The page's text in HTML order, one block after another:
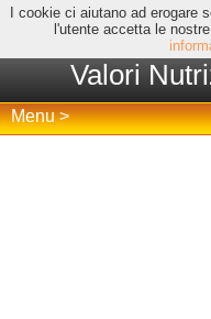
I cookie ci aiutano ad
l'utente accetta le
Valori
Menu >